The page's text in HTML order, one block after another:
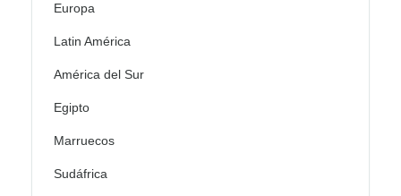
Europa
Latin América
América del Sur
Egipto
Marruecos
Sudáfrica